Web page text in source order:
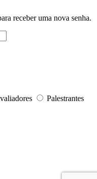
receber uma nova senha.
Palestrantes